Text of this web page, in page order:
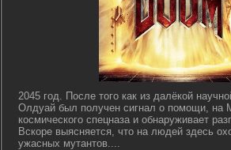
2045 год. После того как из далёкой
Олдуай был получен сигнал о помощи, на
космического спецназа и обнаруживает
Вскоре выясняется, что на людей здесь
ужасных мутантов....